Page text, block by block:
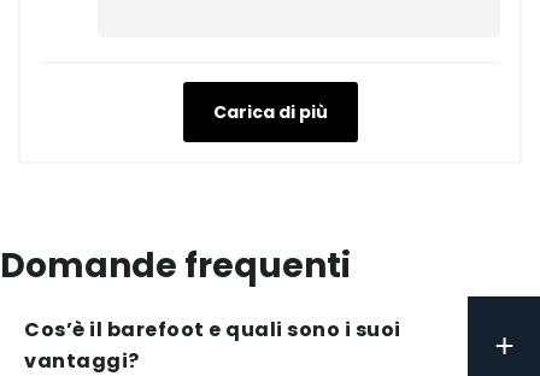
Carica di più
Domande frequenti
Cos’è il barefoot e quali sono i suoi
vantaggi?
+